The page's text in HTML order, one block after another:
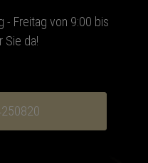
- Freitag von 9:00 bis
Sie da!